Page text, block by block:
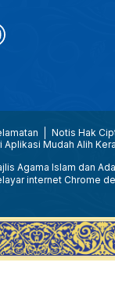
Notis Hak
Aplikasi Mudah Alih
Agama Islam dan
internet Chrome